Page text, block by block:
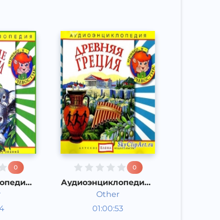
0
-
0
Аудиоэнциклопедия -
Древняя Греция
Other
01:00:53
Энциклопедии